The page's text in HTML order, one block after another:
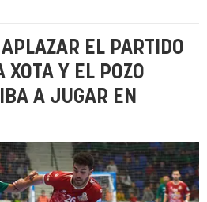
EL PARTIDO
XOTA Y EL POZO
A JUGAR EN